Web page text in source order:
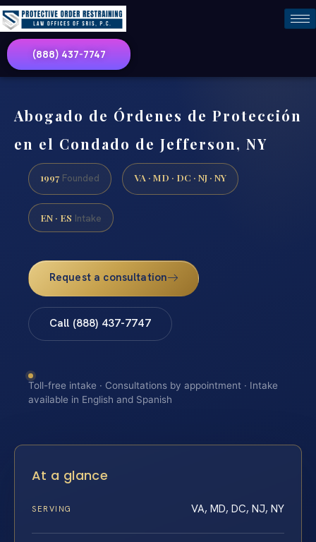
(888) 437-7747
Abogado de Órdenes de Protección
en el Condado de Jefferson, NY
1997 Founded VA · MD · DC · NJ · NY
EN · ES Intake
Request a consultation
Call (888) 437-7747
Toll-free intake · Consultations by appointment · Intake
available in English and Spanish
At a glance
SERVING VA, MD, DC, NJ, NY